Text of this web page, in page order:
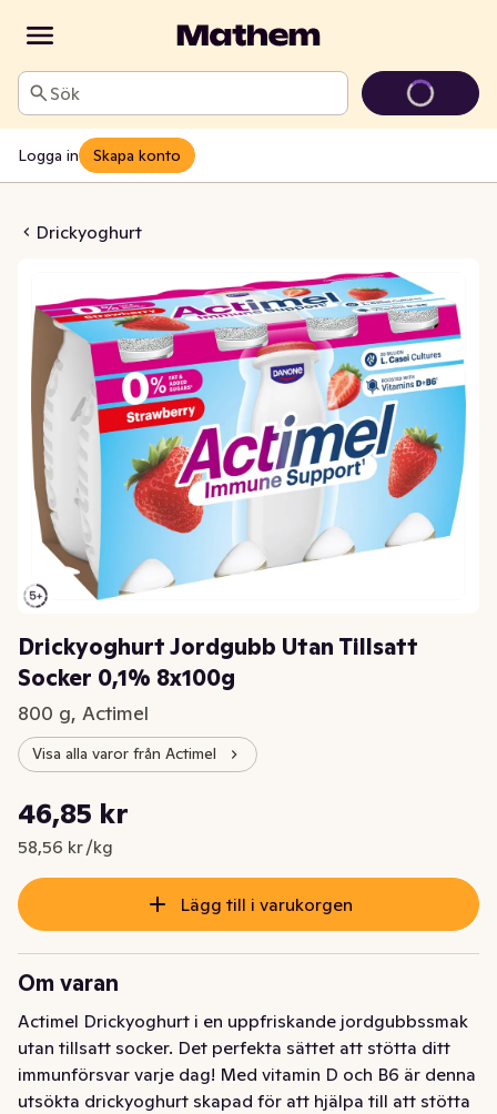
Sök
Logga in Skapa konto
Drickyoghurt
Tillsatt Socker 0,1% 8x100g
Drickyoghurt Jordgubb Utan Tillsatt
Socker 0,1% 8x100g
800 g, Actimel
Visa alla varor från Actimel
Nuvarande pris är: 46,85 kr
46,85 kr
58,56 kr /kg
Styckpris: 58,56 kr /kg
Lägg till i varukorgen
Om varan
Actimel Drickyoghurt i en uppfriskande jordgubbssmak
utan tillsatt socker. Det perfekta sättet att stötta ditt
immunförsvar varje dag! Med vitamin D och B6 är denna
utsökta drickyoghurt skapad för att hjälpa till att stötta